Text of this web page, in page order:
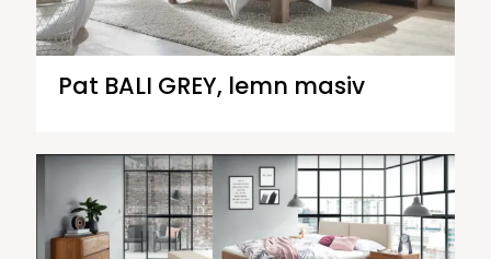
Pat BALI GREY, lemn masiv